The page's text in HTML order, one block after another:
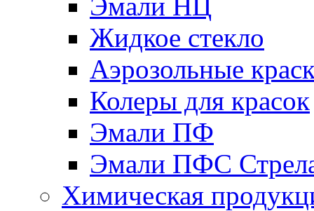
Жидкое стекло
Аэрозольные
Колеры для красок
Эмали ПФ
Эмали ПФС
Химическая